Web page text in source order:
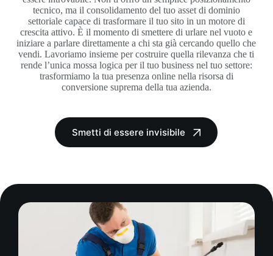
tecnico, ma il consolidamento del tuo asset di dominio
settoriale capace di trasformare il tuo sito in un motore di
crescita attivo. È il momento di smettere di urlare nel vuoto e
iniziare a parlare direttamente a chi sta già cercando quello che
vendi. Lavoriamo insieme per costruire quella rilevanza che ti
rende l’unica mossa logica per il tuo business nel tuo settore:
trasformiamo la tua presenza online nella risorsa di
conversione suprema della tua azienda.
Smetti di essere invisibile